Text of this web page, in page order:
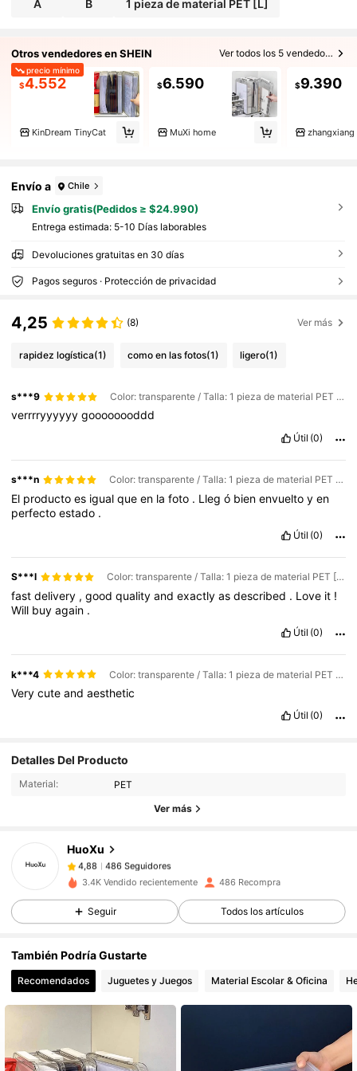
A B 1 pieza de material PET [L]
Otros vendedores en SHEIN Ver todos los 5 vendedores
precio mínimo
$4.552
KinDream TinyCat
$6.590
MuXi home
$9.390
zhangxiang
Envío a Chile
Envío gratis(Pedidos ≥ $24.990)
Entrega estimada: 5-10 Días laborables
Devoluciones gratuitas en 30 días
Pagos seguros · Protección de privacidad
4,25 (8) Ver más
rapidez logística(1) como en las fotos(1) ligero(1)
s***9 Color: transparente / Talla: 1 pieza de material PET [L]
verrrryyyyyygoooooooddd
Útil (0)
s***n Color: transparente / Talla: 1 pieza de material PET [S]
El productoes igualqueen lafoto . Llegó bienenvueltoyen
perfectoestado .
Útil (0)
S***l Color: transparente / Talla: 1 pieza de material PET [S]
fastdelivery ,goodqualityandexactlyasdescribed . Love it !
Will buyagain .
Útil (0)
k***4 Color: transparente / Talla: 1 pieza de material PET [S]
Verycuteandaesthetic
Útil (0)
Detalles Del Producto
Material: PET
Ver más
HuoXu
4,88
486 Seguidores
4,88
v***a pagóHace 1 día
4,88 486 Seguidores
486 Seguidores
3.4K Vendido recientemente 486 Recompra
Seguir Todos los artículos
También Podría Gustarte
Recomendados Juguetes y Juegos Material Escolar & Oficina